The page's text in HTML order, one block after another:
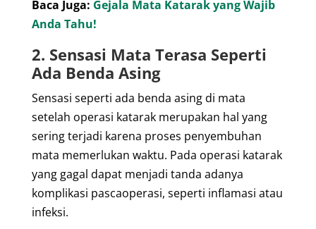
Baca Juga: Gejala Mata Katarak yang Wajib
Anda Tahu!
2. Sensasi Mata Terasa Seperti
Ada Benda Asing
Sensasi seperti ada benda asing di mata
setelah operasi katarak merupakan hal yang
sering terjadi karena proses penyembuhan
mata memerlukan waktu. Pada operasi katarak
yang gagal dapat menjadi tanda adanya
komplikasi pascaoperasi, seperti inflamasi atau
infeksi.